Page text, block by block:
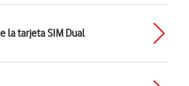
la tarjeta SIM Dual